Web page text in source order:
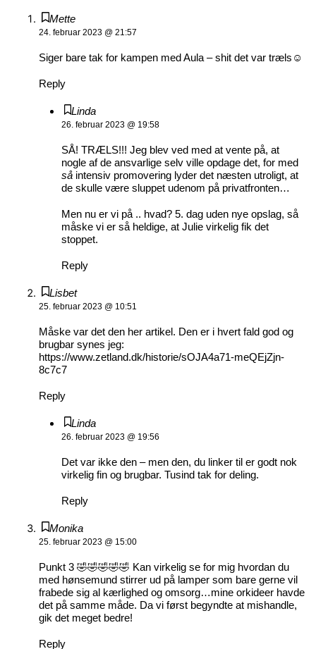
Mette
24. februar 2023 @ 21:57
Siger bare tak for kampen med Aula – shit det var træls☺️
Reply
Linda
26. februar 2023 @ 19:58
SÅ! TRÆLS!!! Jeg blev ved med at vente på, at
nogle af de ansvarlige selv ville opdage det, for med
såintensiv promovering lyder det næsten utroligt, at
de skulle være sluppet udenom på privatfronten…
Men nu er vi på .. hvad? 5. dag uden nye opslag, så
måske vi er så heldige, at Julie virkelig fik det
stoppet.
Reply
Lisbet
25. februar 2023 @ 10:51
Måske var det den her artikel. Den er i hvert fald god og
brugbar synes jeg:
https://www.zetland.dk/historie/sOJA4a71-meQEjZjn-
8c7c7
Reply
Linda
26. februar 2023 @ 19:56
Det var ikke den – men den, du linker til er godt nok
virkelig fin og brugbar. Tusind tak for deling.
Reply
Monika
25. februar 2023 @ 15:00
Punkt 3 🤣🤣🤣🤣🤣 Kan virkelig se for mig hvordan du
med hønsemund stirrer ud på lamper som bare gerne vil
frabede sig al kærlighed og omsorg…mine orkideer havde
det på samme måde. Da vi først begyndte at mishandle,
gik det meget bedre!
Reply